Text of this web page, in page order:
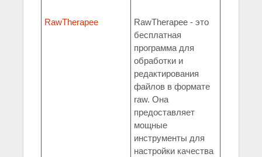
RawTherapee
RawTherapee - это
бесплатная
программа для
обработки и
редактирования
файлов в формате
raw. Она
предоставляет
мощные
инструменты для
настройки качества